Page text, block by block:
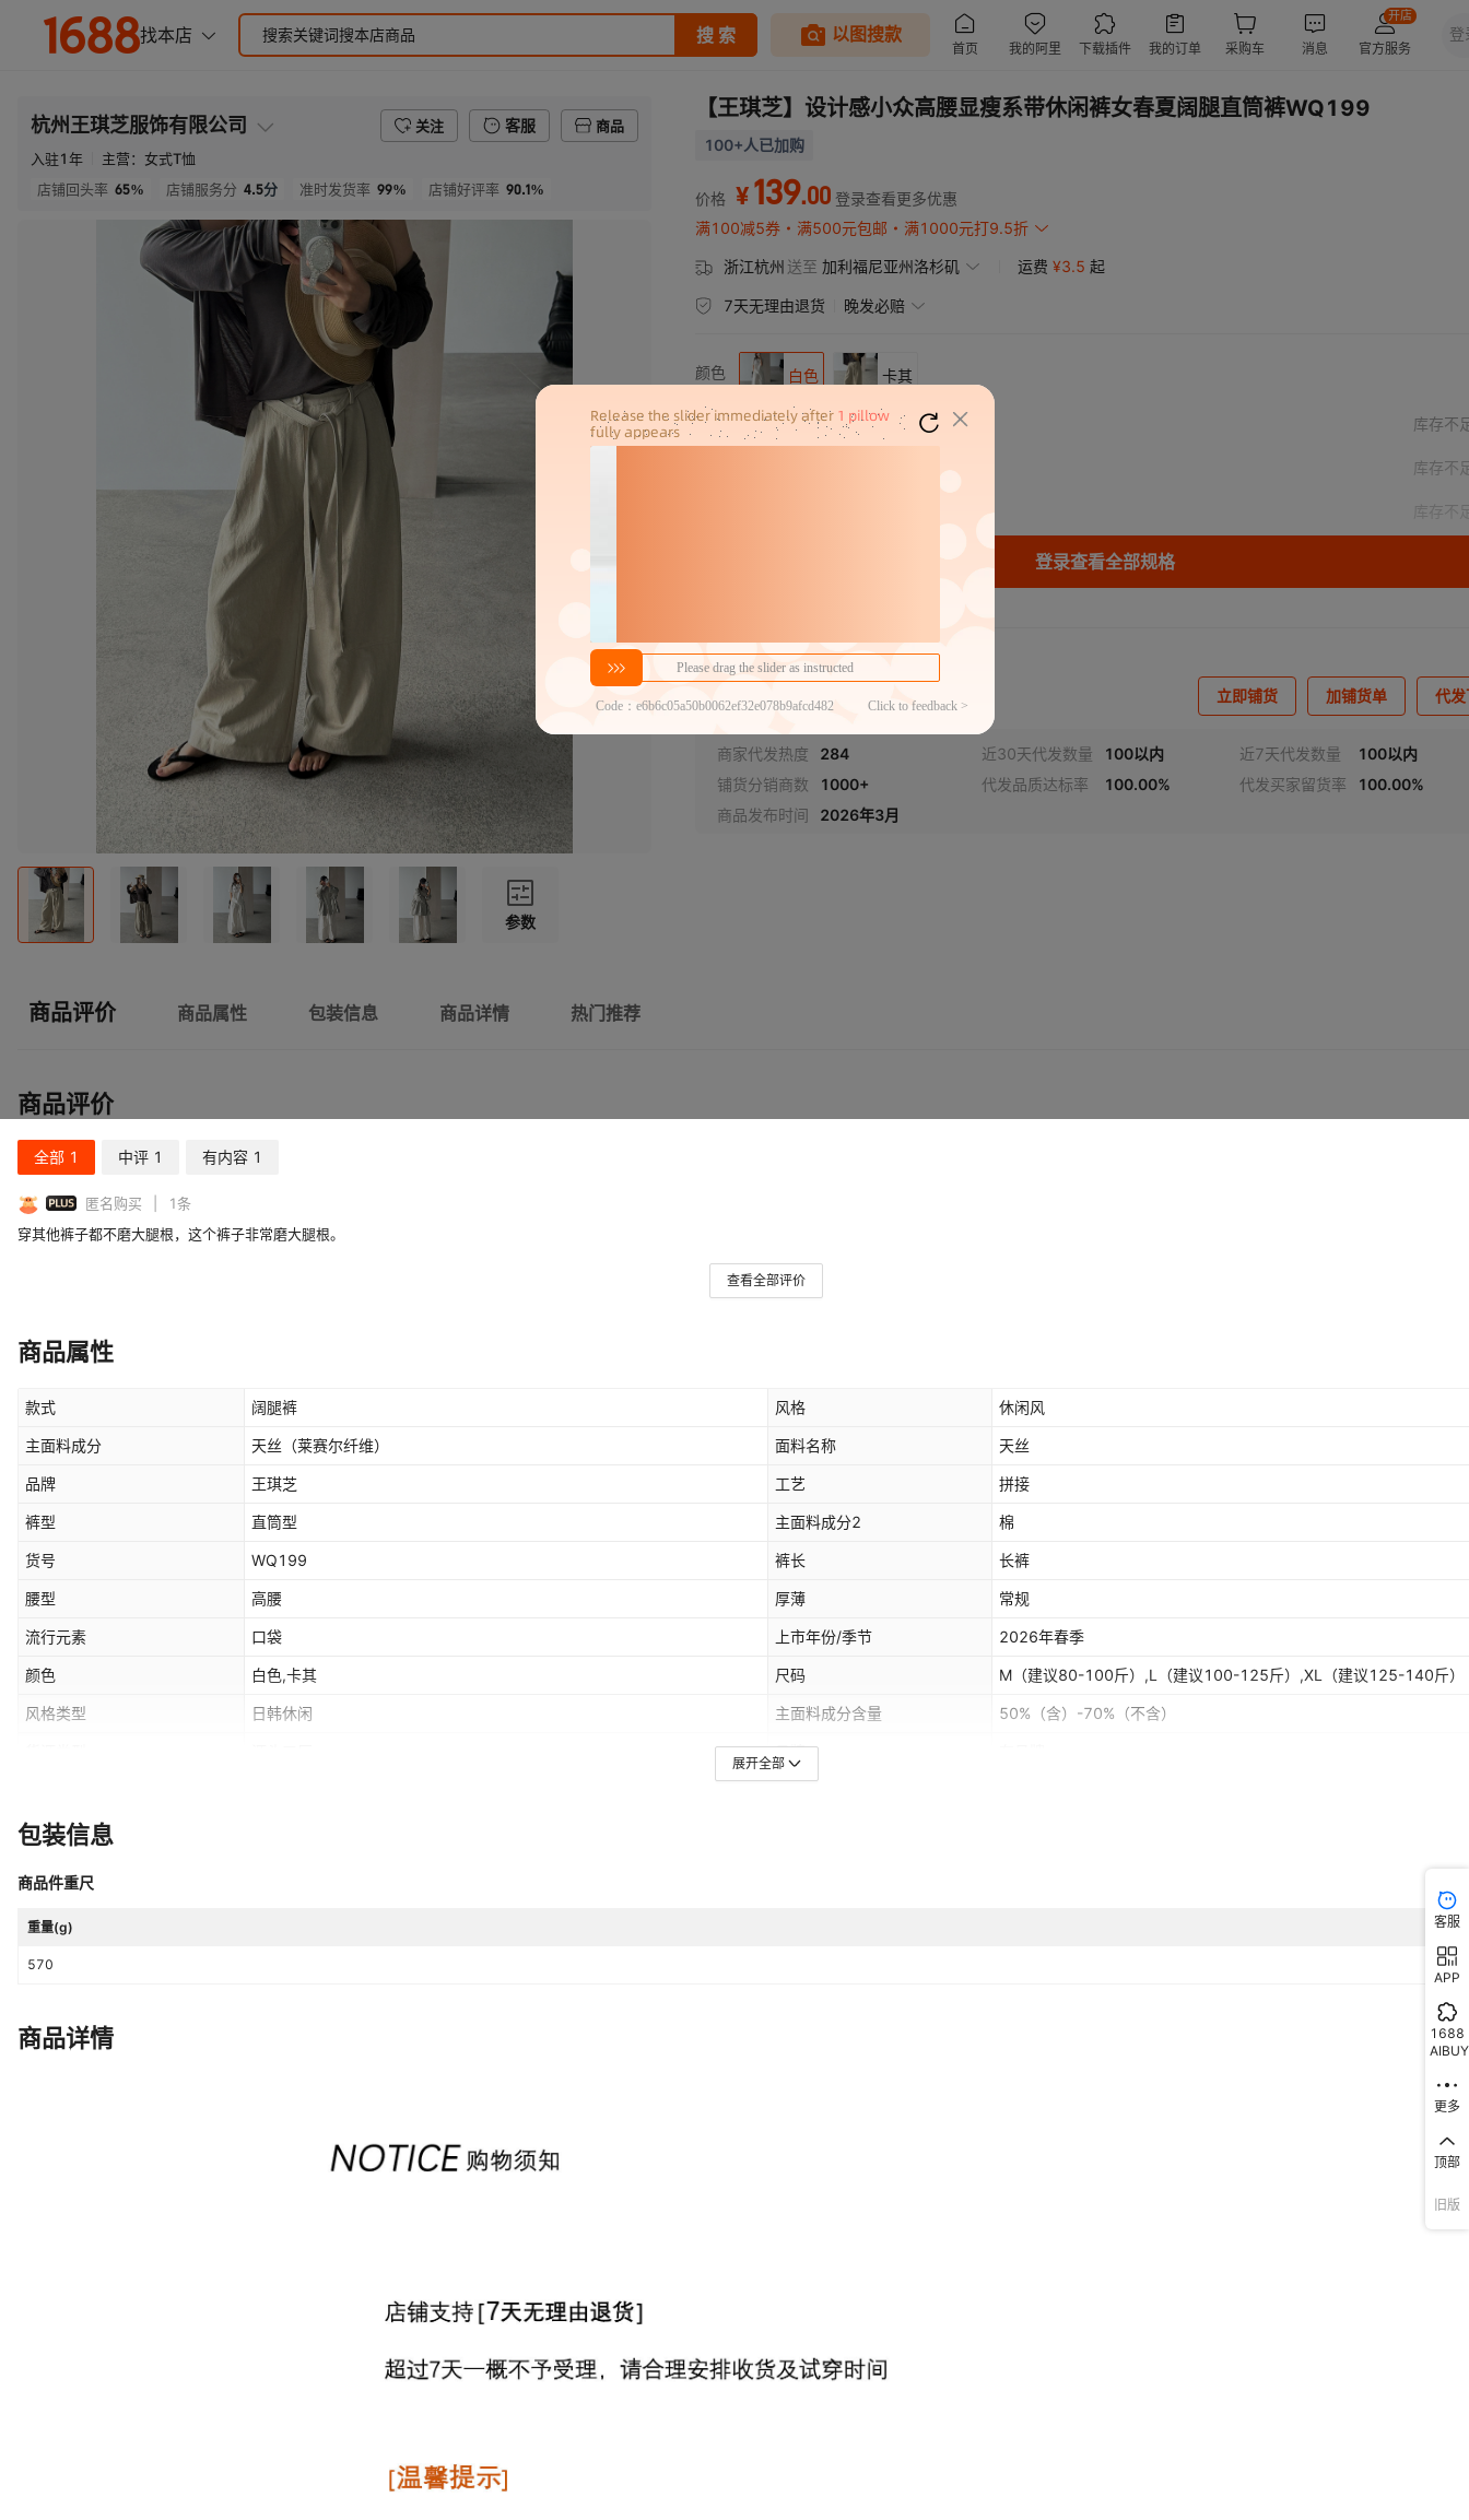
杭州王琪芝服饰有限公司 关注 客服
商品
入驻1年 主营： 女式T恤
店铺回头率 65% 店铺服务分 4.5分 准时发货率 99% 店铺好评率 90.1%
参数
【王琪芝】设计感小众高腰显瘦系带休闲裤女春夏阔腿直筒裤WQ199
100+人已加购
价格 ¥139.00 登录查看更多优惠
满100减5券
满500元包邮 满1000元打9.5折
浙江杭州 送至 加利福尼亚州洛杉矶 运费 ¥3.5 起
7天无理由退货 晚发必赔
颜色 白色 卡其
尺码 M（建议80-100斤） 库存不
库存不
库存不
登录查看全部规格
密文代发
1件价格￥139 官方仓退货 立即铺货 加铺货单 代
商家代发热度 284 近30天代发数量 100以内 近7天代发数量
100以内
铺货分销商数
1000+ 代发品质达标率 100.00% 代发买家留货率
100.00%
商品发布时间
2026年3月
商品评价 商品属性 包装信息 商品详情 热门推荐
商品评价
全部 1 中评 1 有内容 1
PLUS 匿名购买 1条
穿其他裤子都不磨大腿根，这个裤子非常磨大腿根。
查看全部评价
商品属性
款式 阔腿裤 风格 休闲风
主面料成分 天丝（莱赛尔纤维） 面料名称 天丝
品牌 王琪芝 工艺 拼接
裤型 直筒型 主面料成分2 棉
货号 WQ199 裤长 长裤
腰型 高腰 厚薄 常规
流行元素 口袋 上市年份/季节 2026年春季
颜色 白色,卡其 尺码 M（建议80-100斤）,L（建议100-125斤）,XL（建议125-140斤）
风格类型 日韩休闲 主面料成分含量 50%（含）-70%（不含）
吊牌
弹力
展开全部
包装信息
商品件重尺
重量(g)
570
商品详情
客服
APP
1688
AIBUY
更多
顶部
旧版